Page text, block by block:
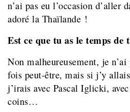
n’ai pas eu l’occasion d’aller
adoré la Thaïlande !
Est ce que tu as le temps de
Non malheureusement, je
fois peut-être, mais si j’y
j’irais avec Pascal Iglicki,
coins…